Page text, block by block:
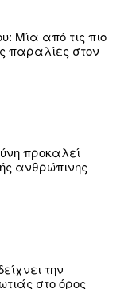
Μία από τις πιο
παραλίες στον
προκαλεί
ανθρώπινης
την
στο όρος